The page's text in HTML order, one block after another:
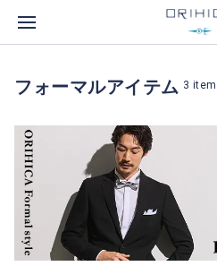
フォーマルアイテム 3